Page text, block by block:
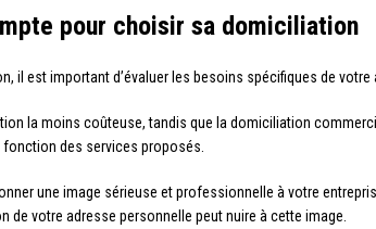
pour choisir sa domiciliation
il est important d’évaluer les besoins spécifiques de
la moins coûteuse, tandis que la domiciliation
des services proposés.
une image sérieuse et professionnelle à votre
de votre adresse personnelle peut nuire à cette image.